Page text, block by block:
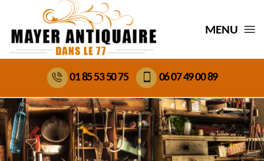
MENU
01 85 53 50 75 06 07 49 00 89